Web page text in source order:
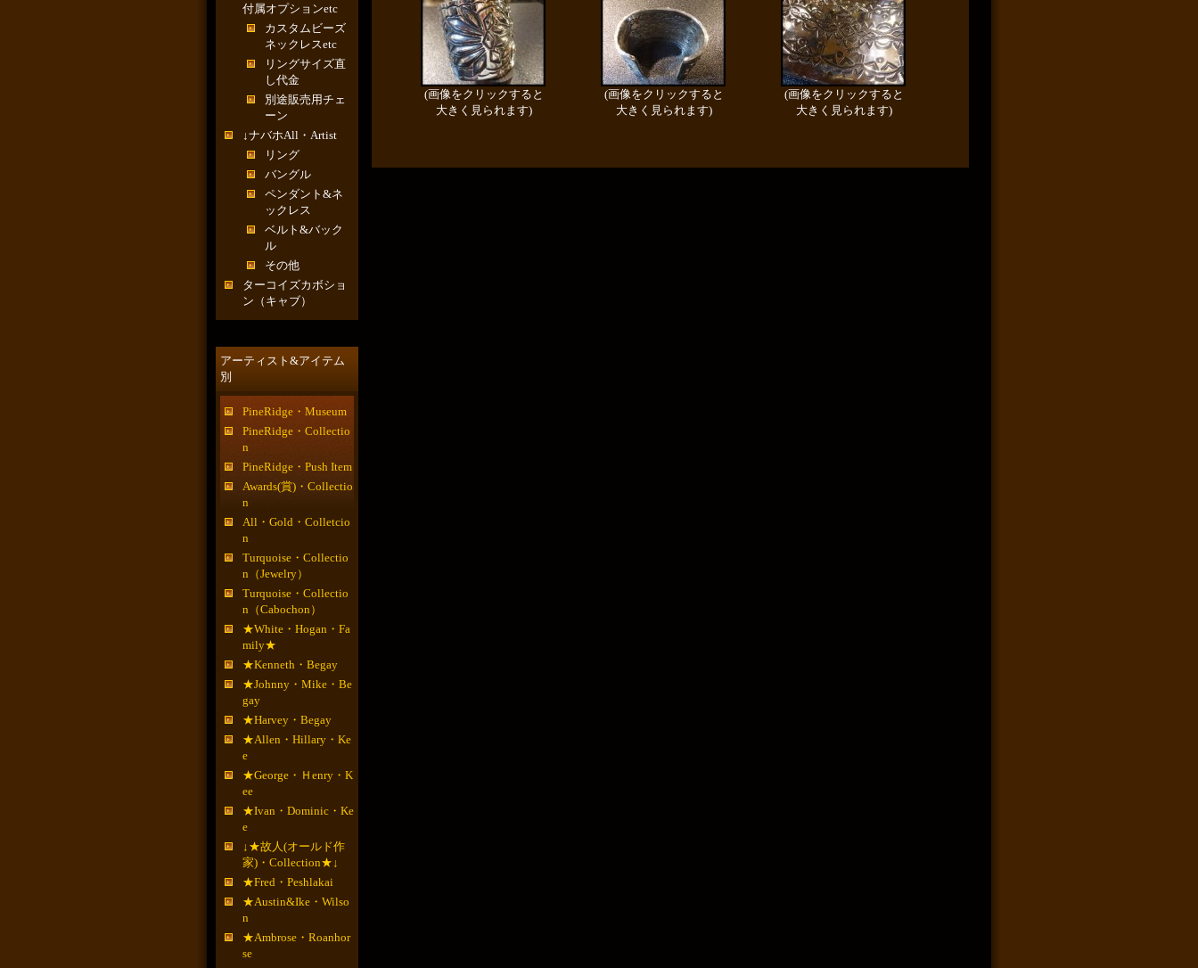
付属オプションetc
カスタムビーズ
ネックレスetc
リングサイズ直
し代金
別途販売用チェ
ーン
↓ナバホAll・Artist
リング
バングル
ペンダント&ネ
ックレス
ベルト&バック
ル
その他
ターコイズカボショ
ン（キャブ）
アーティスト&アイテム
別
PineRidge・Museum
PineRidge・Collectio
n
PineRidge・Push Item
Awards(賞)・Collectio
n
All・Gold・Colletcio
n
Turquoise・Collectio
n（Jewelry）
Turquoise・Collectio
n（Cabochon）
★White・Hogan・Fa
mily★
★Kenneth・Begay
★Johnny・Mike・Be
gay
★Harvey・Begay
★Allen・Hillary・Ke
e
★George・Ｈenry・K
ee
★Ivan・Dominic・Ke
e
↓★故人(オールド作
家)・Collection★↓
★Fred・Peshlakai
★Austin&Ike・Wilso
n
★Ambrose・Roanhor
se
(画像をクリックすると
大きく見られます)
(画像をクリックすると
大きく見られます)
(画像をクリックすると
大きく見られます)